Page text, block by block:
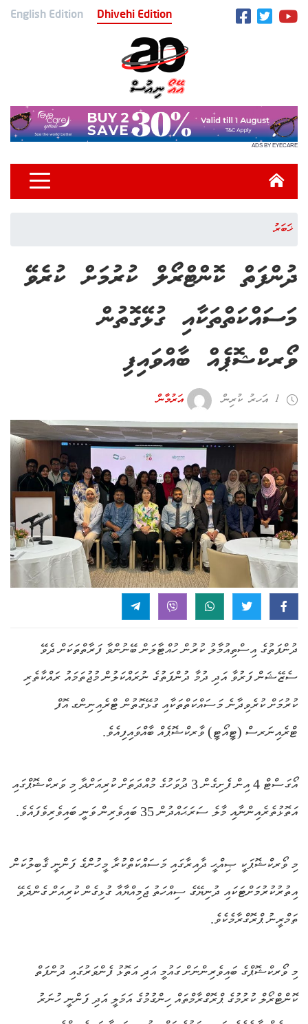
English Edition Dhivehi Edition
ADS BY EYECARE
ޚަބަރު
ދުންފަތް ކޮންޓްރޯލް ކުރުމަށް ކުރެވޭ
މަސައްކަތްތަކާއި ގުޅޭގޮތުން
ވޯރކްޝޮޕެއް ބާއްވައިފި
1 އަހރު ކުރިން އަރުމާން
ދުންފަތުގެ އިސްތިއުމާލު ކުރުން ހުއްޓާލަން ބޭނުންވާ ފަރާތްތަކަށް ދެވޭ
ސެޒޭޝަން ފަރުވާ އަދި ދުމާ ދުންފަތުގެ ނުރައްކަލުން މުޖުތަމައު ރައްކާތެރި
ކުރުމަށް ކުރެވިދާނެ މަސައްކަތްތަކާއި ގުޅޭގޮތުން ޓްރެއިނިންގ އޮފް
ޓްރެއިނަރސް (ޓީއޯޓީ) ވާރކްޝޮޕެއް ބާއްވައިފިއެވެ.
އޯގަސްޓް 4 އިން ފެށިގެން 3 ދުވަހުގެ މުއްދަތަށް ކުރިއަށްދާ މި ވަރކްޝޮޕްގައި
އަތޮޅުތެރެއިންނާއި މާލެ ސަރަޙައްދުން 35 ބައިވެރިން ވަނީ ބައިވެރިވެފައެވެ.
މި ވޯރކްޝޮޕަކީ ޞިއްޙީ ދާއިރާގައި މަސައްކަތްކުރާ މީހުންގެ ފަންނީ ޤާބިލުކަން
އިތުރުކުރުމަށްޓަކައި ދުނިޔޭގެ ސިއްހަތު ޖަމިއްޔާއާ ގުޅިގެން ކުރިއަށް ގެންދެވޭ
ތަމްރީނު ޕްރޮގްރާމެކެވެ.
މި ވޯރކްޝޮޕްގެ ބައިވެރިންނަށް ގައުމީ އަދި އަތޮޅު ފެންވަރުގައި ދުންފަތް
ކޮންޓްރޯލް ކުރުމުގެ ޕްރޮގްރާމްތައް ހިންގުމުގެ އަމަލީ އަދި ފަންނީ ހުނަރު